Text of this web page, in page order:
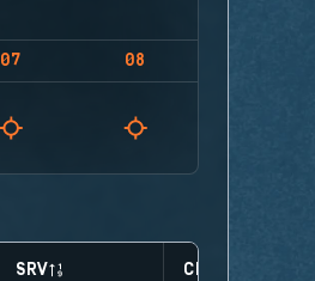
07 08
SRV CLUTCHES